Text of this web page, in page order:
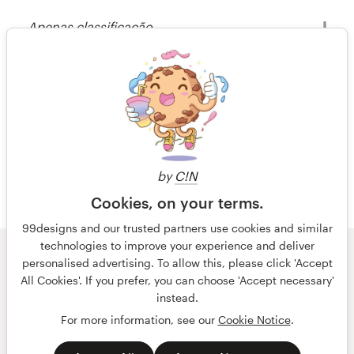
by C!N
Cookies, on your terms.
99designs and our trusted partners use cookies and similar
technologies to improve your experience and deliver
personalised advertising. To allow this, please click 'Accept
All Cookies'. If you prefer, you can choose 'Accept necessary'
instead.
For more information, see our Cookie Notice.
há 15 anos
Cira Solutions
Visualizar seu concurso de botão ou
Apenas classificação
© 99designs
por Vista
Termos e condições
Privacidade
Dados sobre a empresa
português English